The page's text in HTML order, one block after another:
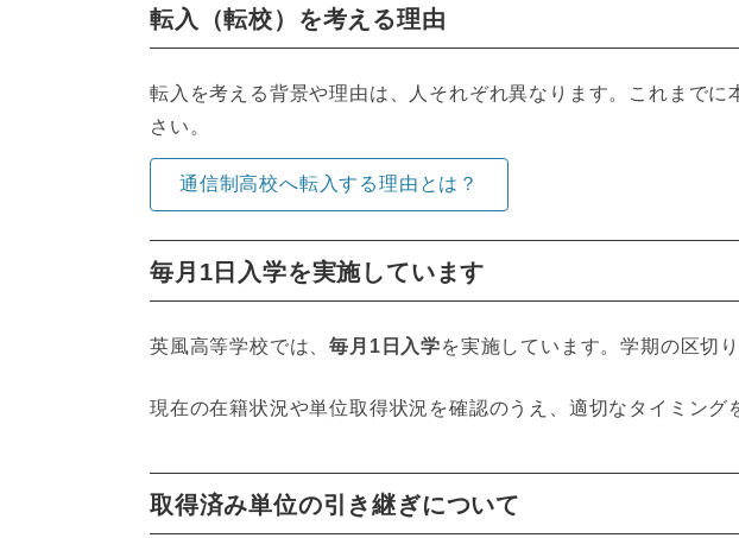
転入（転校）を考える理由
転入を考える背景や理由は、人それぞれ異なります。これまで
さい。
通信制高校へ転入する理由とは？
毎月1日入学を実施しています
英風高等学校では、毎月1日入学を実施しています。学期の区切
現在の在籍状況や単位取得状況を確認のうえ、適切なタイミング
取得済み単位の引き継ぎについて